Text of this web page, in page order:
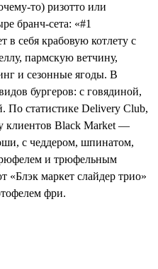
то) ризотто или
бранч-сета: «#1
себя крабовую котлету с
пармскую ветчину,
и сезонные ягоды. В
бургеров: с говядиной,
По статистике Delivery Club,
клиентов Black Market —
с чеддером, шпинатом,
и трюфельным
«Блэк маркет слайдер трио»
фри.